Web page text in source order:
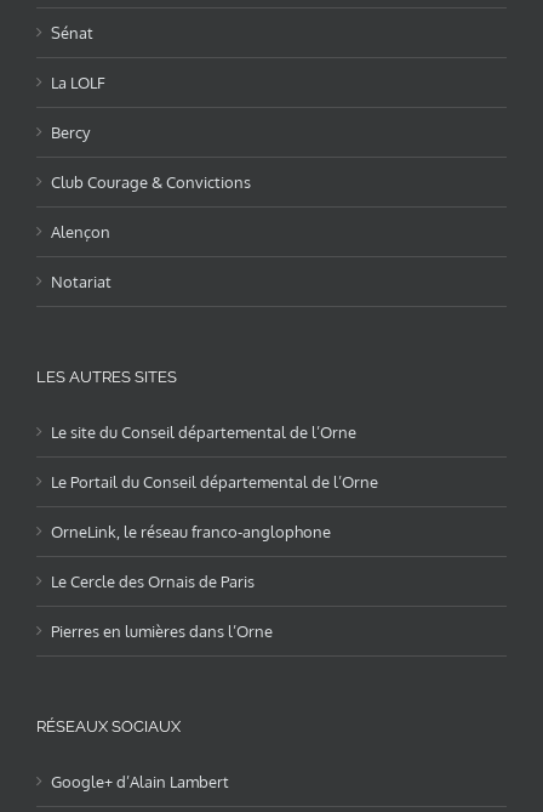
Sénat
La LOLF
Bercy
Club Courage & Convictions
Alençon
Notariat
LES AUTRES SITES
Le site du Conseil départemental de l’Orne
Le Portail du Conseil départemental de l’Orne
OrneLink, le réseau franco-anglophone
Le Cercle des Ornais de Paris
Pierres en lumières dans l’Orne
RÉSEAUX SOCIAUX
Google+ d’Alain Lambert